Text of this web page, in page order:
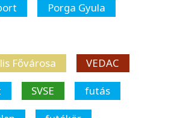
Porga Gyula
Fővárosa
VEDAC
SVSE
futás